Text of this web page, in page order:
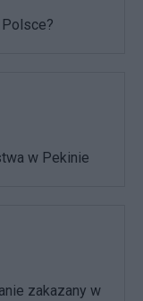
Polsce?
w Pekinie
zakazany w